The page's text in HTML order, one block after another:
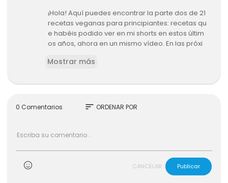
¡Hola! Aquí puedes encontrar la parte dos de 21
recetas veganas para principiantes: recetas qu
e habéis podido ver en mi shorts en estos últim
os años, ahora en un mismo vídeo. En las próxi
s.✅ Si quieres apoyar mi trabajo, aquí puedes a
mamivegana.com/product-category/ebooks/
CETAS VEGANAS DULCES: https://youtu.be/K4Db
n.to/3CxxcI6▪ Estabilizador para cámara: http
Micrófono: bit.ly/3Cmglb5✨ ENCUÉNTRAME EN...▪ I
nstagram: https://www.instagram.com/mimami
vegana▪ TikTok: https://tiktok.com/@mamivega
Mostrar más
0 Comentarios sort ORDENAR POR
CANCELAR Publicar